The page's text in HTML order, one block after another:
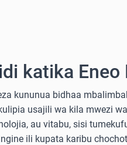
katika Eneo
kununua bidhaa
usajili wa kila mwezi
au vitabu, sisi
ili kupata karibu